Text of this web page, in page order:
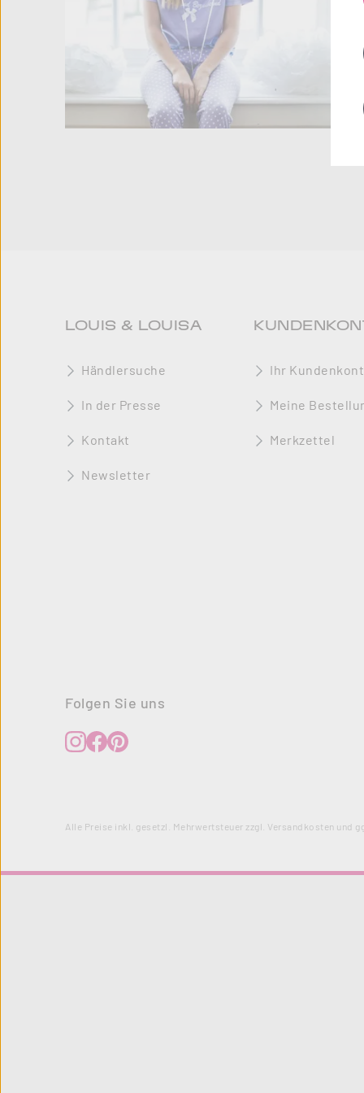
LOUIS & LOUISA
Händlersuche
In der Presse
Kontakt
Newsletter
Ihr
Meine
Merkzettel
Folgen Sie uns
Alle Preise inkl. gesetzl. Mehrwertsteuer zzgl. Versandkosten und